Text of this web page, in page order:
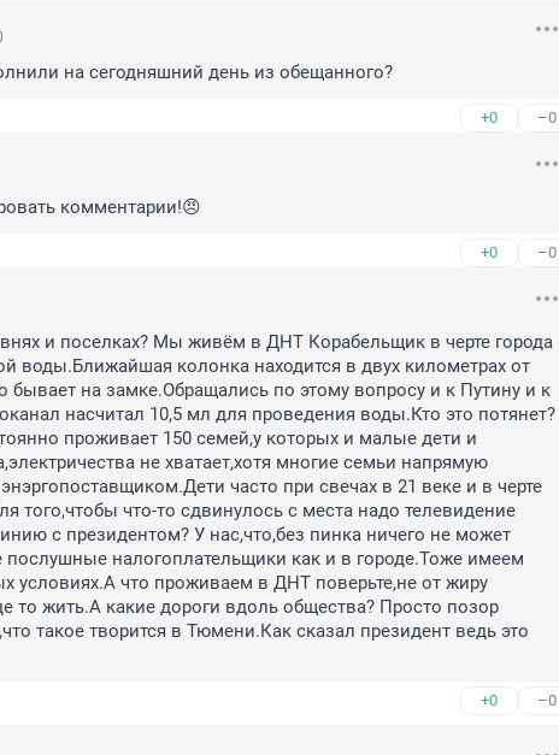
на сегодняшний день из обещанного?
+0 –0
комментарии!😠
+0 –0
и поселках? Мы живём в ДНТ Корабельщик в черте города
воды.Ближайшая колонка находится в двух километрах от
бывает на замке.Обращались по этому вопросу и к Путину и к
насчитал 10,5 мл для проведения воды.Кто это потянет?
проживает 150 семей,у которых и малые дети и
не хватает,хотя многие семьи напрямую
часто при свечах в 21 веке и в черте
того,чтобы что-то сдвинулось с места надо телевидение
с президентом? У нас,что,без пинка ничего не может
налогоплательщики как и в городе.Тоже имеем
условиях.А что проживаем в ДНТ поверьте,не от жиру
то жить.А какие дороги вдоль общества? Просто позор
такое творится в Тюмени.Как сказал президент ведь это
+0 –0